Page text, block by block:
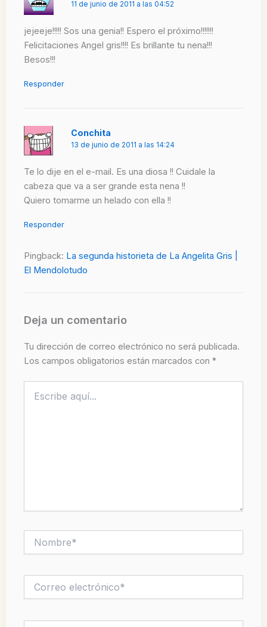
11 de junio de 2011 a las 04:52
jejeeje!!!!! Sos una genia!! Espero el próximo!!!!!!!
Felicitaciones Angel gris!!!! Es brillante tu nena!!!
Besos!!!
Responder
Conchita
13 de junio de 2011 a las 14:24
Te lo dije en el e-mail. Es una diosa !! Cuidale la
cabeza que va a ser grande esta nena !!
Quiero tomarme un helado con ella !!
Responder
Pingback: La segunda historieta de La Angelita Gris |
El Mendolotudo
Deja un comentario
Tu dirección de correo electrónico no será publicada.
Los campos obligatorios están marcados con *
aquí...
electrónico*